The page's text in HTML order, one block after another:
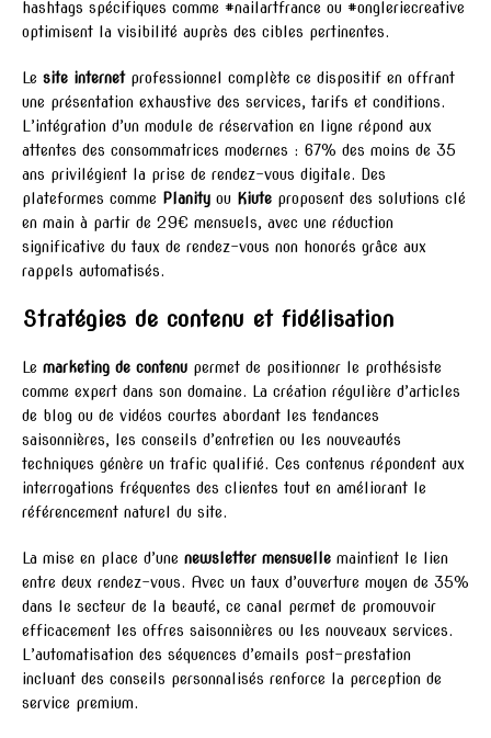
hashtags spécifiques comme #nailartfrance ou #ongleriecreative
optimisent la visibilité auprès des cibles pertinentes.
Le site internetprofessionnel complète ce dispositif en offrant
une présentation exhaustive des services, tarifs et conditions.
L’intégration d’un module de réservation en ligne répond aux
attentes des consommatrices modernes : 67% des moins de 35
ans privilégient la prise de rendez-vous digitale. Des
plateformes comme Planity ou Kiute proposent des solutions clé
en main à partir de 29€ mensuels, avec une réduction
significative du taux de rendez-vous non honorés grâce aux
rappels automatisés.
Stratégies de contenu et fidélisation
Le marketing de contenu permet de positionner le prothésiste
comme expert dans son domaine. La création régulière d’articles
de blog ou de vidéos courtes abordant les tendances
saisonnières, les conseils d’entretien ou les nouveautés
techniques génère un trafic qualifié. Ces contenus répondent aux
interrogations fréquentes des clientes tout en améliorant le
référencement naturel du site.
La mise en place d’une newsletter mensuelle maintient le lien
entre deux rendez-vous. Avec un taux d’ouverture moyen de 35%
dans le secteur de la beauté, ce canal permet de promouvoir
efficacement les offres saisonnières ou les nouveaux services.
L’automatisation des séquences d’emails post-prestation
incluant des conseils personnalisés renforce la perception de
service premium.